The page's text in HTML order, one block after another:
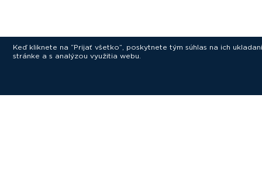
Keď kliknete na “Prijať všetko”, poskytnete tým súhlas na ich
stránke a s analýzou využitia webu.